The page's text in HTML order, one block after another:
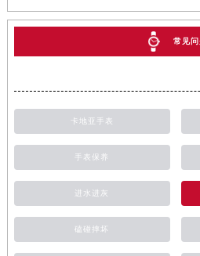
常见问
卡地亚手表
手表保养
进水进灰
磕碰摔坏